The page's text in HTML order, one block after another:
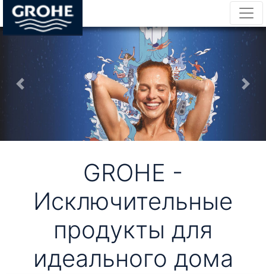
GROHE -
Исключительные
продукты для
идеального дома